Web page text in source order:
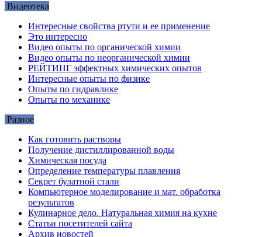
Видеотека
Интересные свойства ртути и ее применение
Это интересно
Видео опыты по органической химии
Видео опыты по неорганической химии
РЕЙТИНГ эффектных химических опытов
Интересные опыты по физике
Опыты по гидравлике
Опыты по механике
Разное
Как готовить растворы
Получение дистиллированной воды
Химическая посуда
Определение температуры плавления
Секрет булатной стали
Компьютерное моделирование и мат. обработка
результатов
Кулинарное дело. Натуральная химия на кухне
Статьи посетителей сайта
Архив новостей